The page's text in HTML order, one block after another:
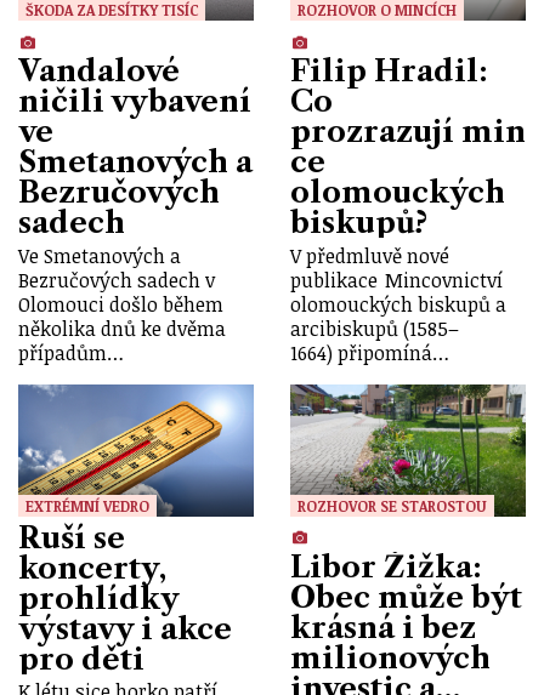
ŠKODA ZA DESÍTKY TISÍC
Vandalové
ničili vybavení
ve
Smetanových a
Bezručových
sadech
Ve Smetanových a
Bezručových sadech v
Olomouci došlo během
několika dnů ke dvěma
případům…
ROZHOVOR O MINCÍCH
Filip Hradil:
Co
prozrazují min
ce
olomouckých
biskupů?
V předmluvě nové
publikace Mincovnictví
olomouckých biskupů a
arcibiskupů (1585–
1664) připomíná…
EXTRÉMNÍ VEDRO
Ruší se
koncerty,
prohlídky
výstavy i akce
pro děti
ROZHOVOR SE STAROSTOU
Libor Žižka:
Obec může být
krásná i bez
milionových
investic a…